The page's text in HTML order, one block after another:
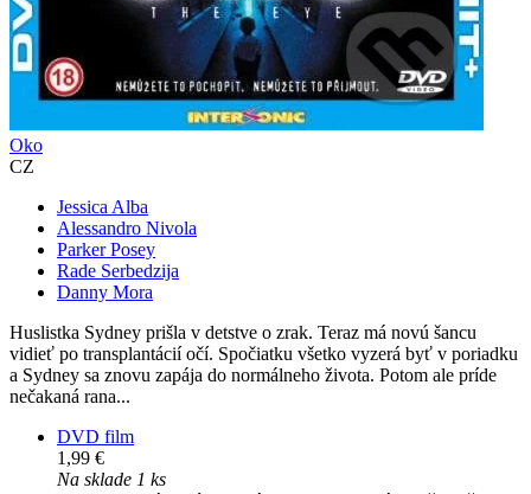
Oko
CZ
Jessica Alba
Alessandro Nivola
Parker Posey
Rade Serbedzija
Danny Mora
Huslistka Sydney prišla v detstve o zrak. Teraz má novú šancu
vidieť po transplantácií očí. Spočiatku všetko vyzerá byť v poriadku
a Sydney sa znovu zapája do normálneho života. Potom ale príde
nečakaná rana...
DVD film
1,99 €
Na sklade 1 ks